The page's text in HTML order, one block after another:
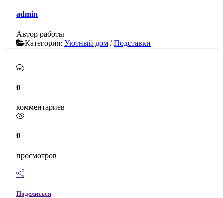
admin
Автор работы
Категория: Уютный дом /Подставки
0
комментариев
0
просмотров
Поделиться